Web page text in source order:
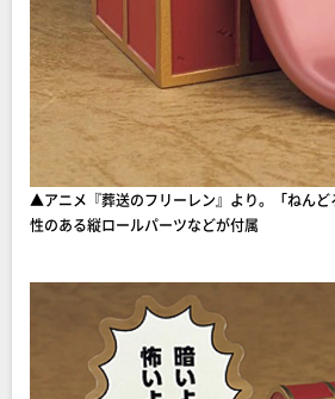
▲アニメ『葬送のフリーレン』より。「ねん
性のある縦ロールパーツなどが付属